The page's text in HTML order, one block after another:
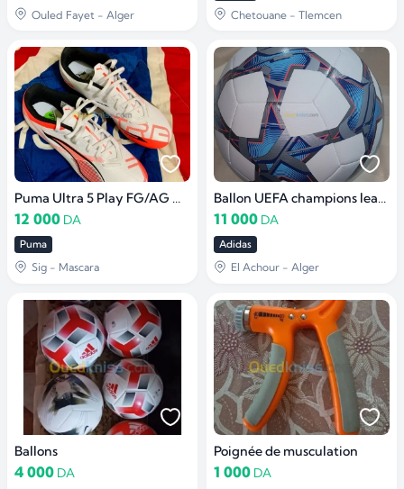
Ouled Fayet - Alger Chetouane - Tlemcen
Puma Ultra 5 Play FG/AG Original
12 000 DA
Puma
Sig - Mascara
Ballon UEFA champions league adidas
11 000 DA
Adidas
El Achour - Alger
Ballons
4 000 DA
Poignée de musculation
1 000 DA